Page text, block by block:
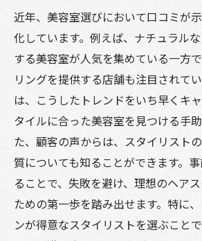
近年、美容室選びにおいて口コミが
化しています。例えば、ナチュラル
する美容室が人気を集めている一方
リングを提供する店舗も注目されて
は、こうしたトレンドをいち早くキ
タイルに合った美容室を見つける手
た、顧客の声からは、スタイリスト
質についても知ることができます。
ることで、失敗を避け、理想のヘア
ための第一歩を踏み出せます。特に
ンが得意なスタイリストを選ぶこと